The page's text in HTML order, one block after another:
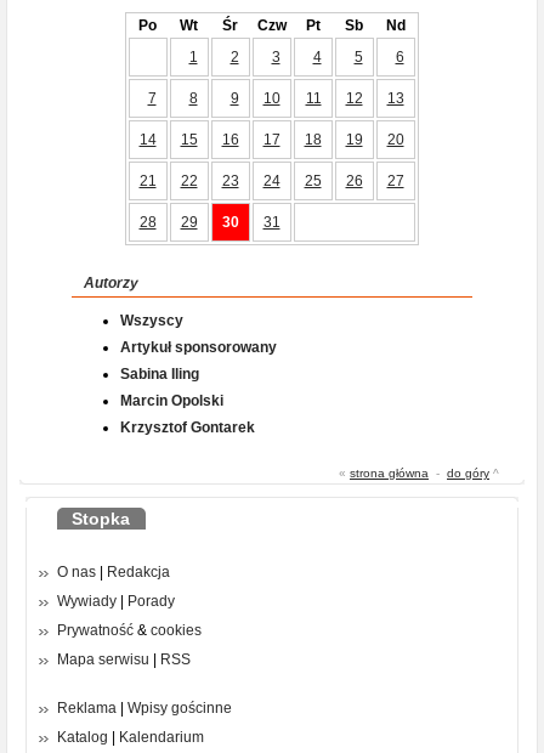
Po Wt Śr Czw Pt Sb
Nd
1
2 3 4 5 6
7 8 9 10 11 12 13
14 15 16 17 18 19 20
21 22 23 24 25 26 27
28 29 30 31
Autorzy
Wszyscy
Artykuł sponsorowany
Sabina Iling
Marcin Opolski
Krzysztof Gontarek
« strona główna - do góry ^
Stopka
O nas
Redakcja
Wywiady
Porady
Prywatność & cookies
Mapa serwisu
RSS
Reklama
Wpisy gościnne
Katalog
Kalendarium